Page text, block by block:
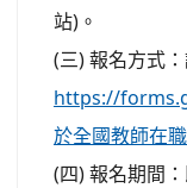
站)。
(三) 報名方式
https://
於全國教師在
(四) 報名期間